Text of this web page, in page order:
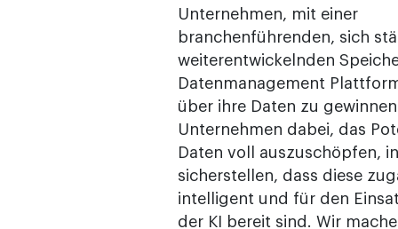
Unternehmen, mit einer
branchenführenden, sich
weiterentwickelnden
Datenmanagement
über ihre Daten zu
Unternehmen dabei, das
Daten voll auszuschöpfen,
sicherstellen, dass diese
intelligent und für den
der KI bereit sind. Wir